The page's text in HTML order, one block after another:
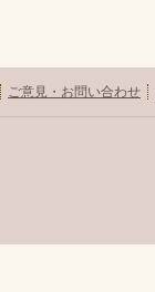
ご意見・お問い合わせ